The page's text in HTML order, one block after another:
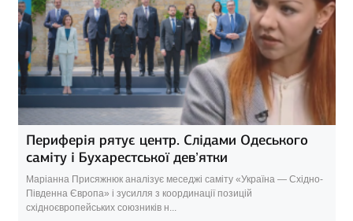
Периферія рятує центр. Слідами Одеського
саміту і Бухарестської дев’ятки
Маріанна Присяжнюк аналізує меседжі саміту «Україна — Східно-
Південна Європа» і зусилля з координації позицій
східноєвропейських союзників н...